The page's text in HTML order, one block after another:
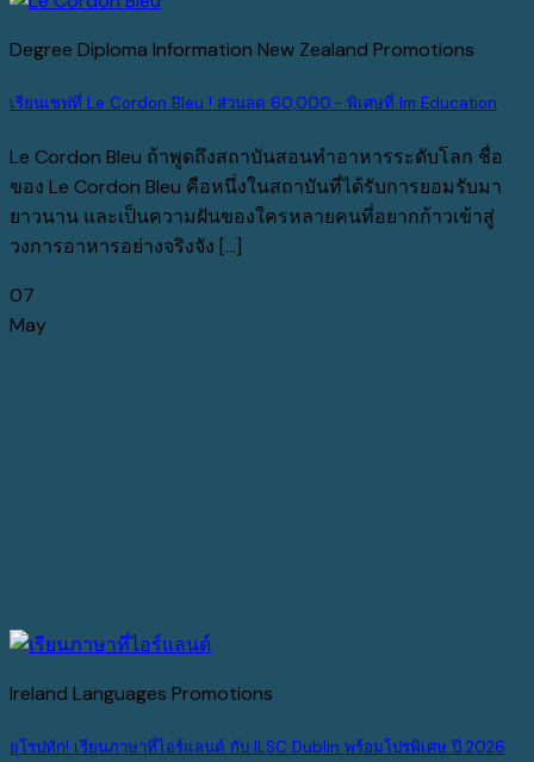
Degree Diploma Information New Zealand Promotions
เรียนเชฟที่ Le Cordon Bleu ! ส่วนลด 60,000.- พิเศษที่ Im Education
Le Cordon Bleu ถ้าพูดถึงสถาบันสอนทำอาหารระดับโลก ชื่อ
ของ Le Cordon Bleu คือหนึ่งในสถาบันที่ได้รับการยอมรับมา
ยาวนาน และเป็นความฝันของใครหลายคนที่อยากก้าวเข้าสู่
วงการอาหารอย่างจริงจัง [...]
07
May
Ireland Languages Promotions
ยุโรปทัก! เรียนภาษาที่ไอร์แลนด์ กับ ILSC Dublin พร้อมโปรพิเศษ ปี 2026